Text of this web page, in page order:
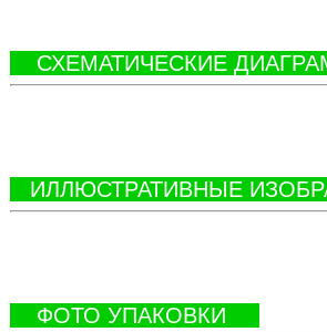
СХЕМАТИЧЕСКИЕ
ИЛЛЮСТРАТИВНЫЕ
ФОТО УПАКОВКИ